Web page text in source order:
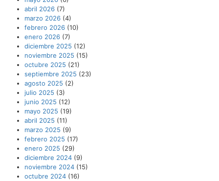
abril 2026 (7)
marzo 2026 (4)
febrero 2026 (10)
enero 2026 (7)
diciembre 2025 (12)
noviembre 2025 (15)
octubre 2025 (21)
septiembre 2025 (23)
agosto 2025 (2)
julio 2025 (3)
junio 2025 (12)
mayo 2025 (19)
abril 2025 (11)
marzo 2025 (9)
febrero 2025 (17)
enero 2025 (29)
diciembre 2024 (9)
noviembre 2024 (15)
octubre 2024 (16)